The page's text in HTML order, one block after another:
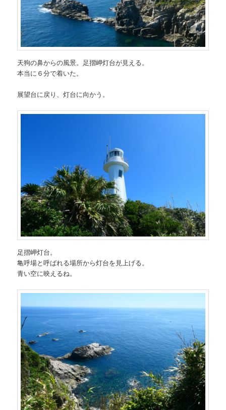
天狗の鼻からの風景。足摺岬灯台が見える。
本当に６分で着いた。
展望台に戻り、灯台に向かう。
足摺岬灯台。
亀呼場と呼ばれる場所から灯台を見上げる。
青い空に映えるね。